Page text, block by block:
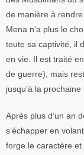
de manière à
Mena n’a plus le
toute sa captivité, il
en vie. Il est traité
de guerre), mais
jusqu’à la prochaine
Après plus d’un an
s’échapper en
forge le caractère